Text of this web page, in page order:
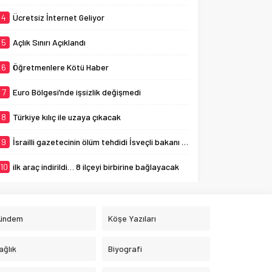
4 Ücretsiz İnternet Geliyor
5 Açlık Sınırı Açıklandı
6 Öğretmenlere Kötü Haber
7 Euro Bölgesi’nde işsizlik değişmedi
8 Türkiye kılıç ile uzaya çıkacak
9 İsrailli gazetecinin ölüm tehdidi İsveçli bakanı ağlattı
10 ilk araç indirildi… 8 ilçeyi birbirine bağlayacak
Köşe Yazıları
Biyografi